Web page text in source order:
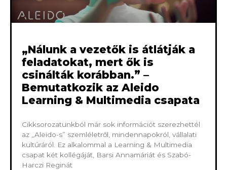
„Nálunk a vezetők is átlátják a
feladatokat, mert ők is
csinálták korábban.” –
Bemutatkozik az Aleido
Learning & Multimedia csapata
Cikksorozatunkból már sok információt szerezhettél
az „Aleido-s” szemléletről, mindennapokról, vállalati
kultúráról. Ez alkalommal a Learning & Multimedia
csapat két kollégáját, Barsi Annamáriát és Szabó-
Harczi Reginát